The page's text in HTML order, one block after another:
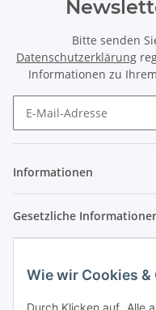
Wie wir Cookies &
Bitte senden
Datenschutzerklärung
Informationen zu
Informationen
Gesetzliche